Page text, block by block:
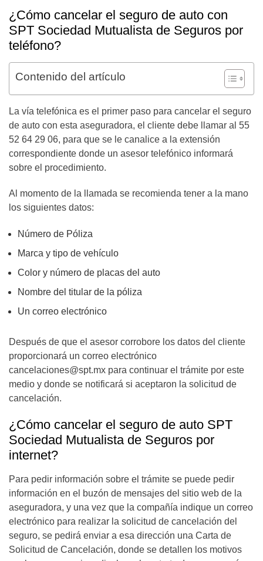
¿Cómo cancelar el seguro de auto con
SPT Sociedad Mutualista de Seguros por
teléfono?
Contenido del artículo
La vía telefónica es el primer paso para cancelar el seguro
de auto con esta aseguradora, el cliente debe llamar al 55
52 64 29 06, para que se le canalice a la extensión
correspondiente donde un asesor telefónico informará
sobre el procedimiento.
Al momento de la llamada se recomienda tener a la mano
los siguientes datos:
Número de Póliza
Marca y tipo de vehículo
Color y número de placas del auto
Nombre del titular de la póliza
Un correo electrónico
Después de que el asesor corrobore los datos del cliente
proporcionará un correo electrónico
cancelaciones@spt.mx para continuar el trámite por este
medio y donde se notificará si aceptaron la solicitud de
cancelación.
¿Cómo cancelar el seguro de auto SPT
Sociedad Mutualista de Seguros por
internet?
Para pedir información sobre el trámite se puede pedir
información en el buzón de mensajes del sitio web de la
aseguradora, y una vez que la compañía indique un correo
electrónico para realizar la solicitud de cancelación del
seguro, se pedirá enviar a esa dirección una Carta de
Solicitud de Cancelación, donde se detallen los motivos